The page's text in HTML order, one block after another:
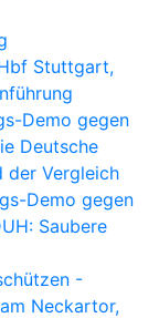
Stuttgart,
Demo gegen
Deutsche
der Vergleich
Demo gegen
Saubere
-
Neckartor,